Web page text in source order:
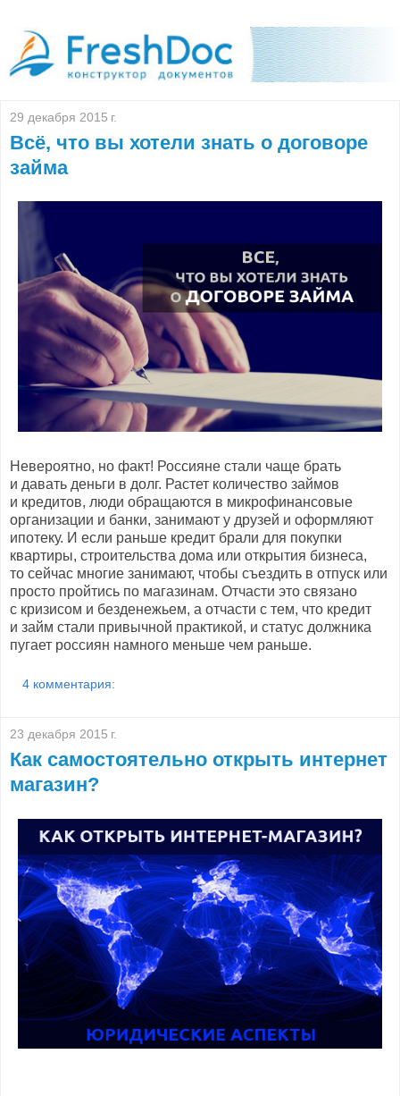
29 декабря 2015 г.
Всё, что вы хотели знать о договоре
займа
Невероятно, но факт! Россияне стали чаще брать
и давать деньги в долг. Растет количество займов
и кредитов, люди обращаются в микрофинансовые
организации и банки, занимают у друзей и оформляют
ипотеку. И если раньше кредит брали для покупки
квартиры, строительства дома или открытия бизнеса,
то сейчас многие занимают, чтобы съездить в отпуск или
просто пройтись по магазинам. Отчасти это связано
с кризисом и безденежьем, а отчасти с тем, что кредит
и займ стали привычной практикой, и статус должника
пугает россиян намного меньше чем раньше.
4 комментария:
23 декабря 2015 г.
Как самостоятельно открыть интернет
магазин?